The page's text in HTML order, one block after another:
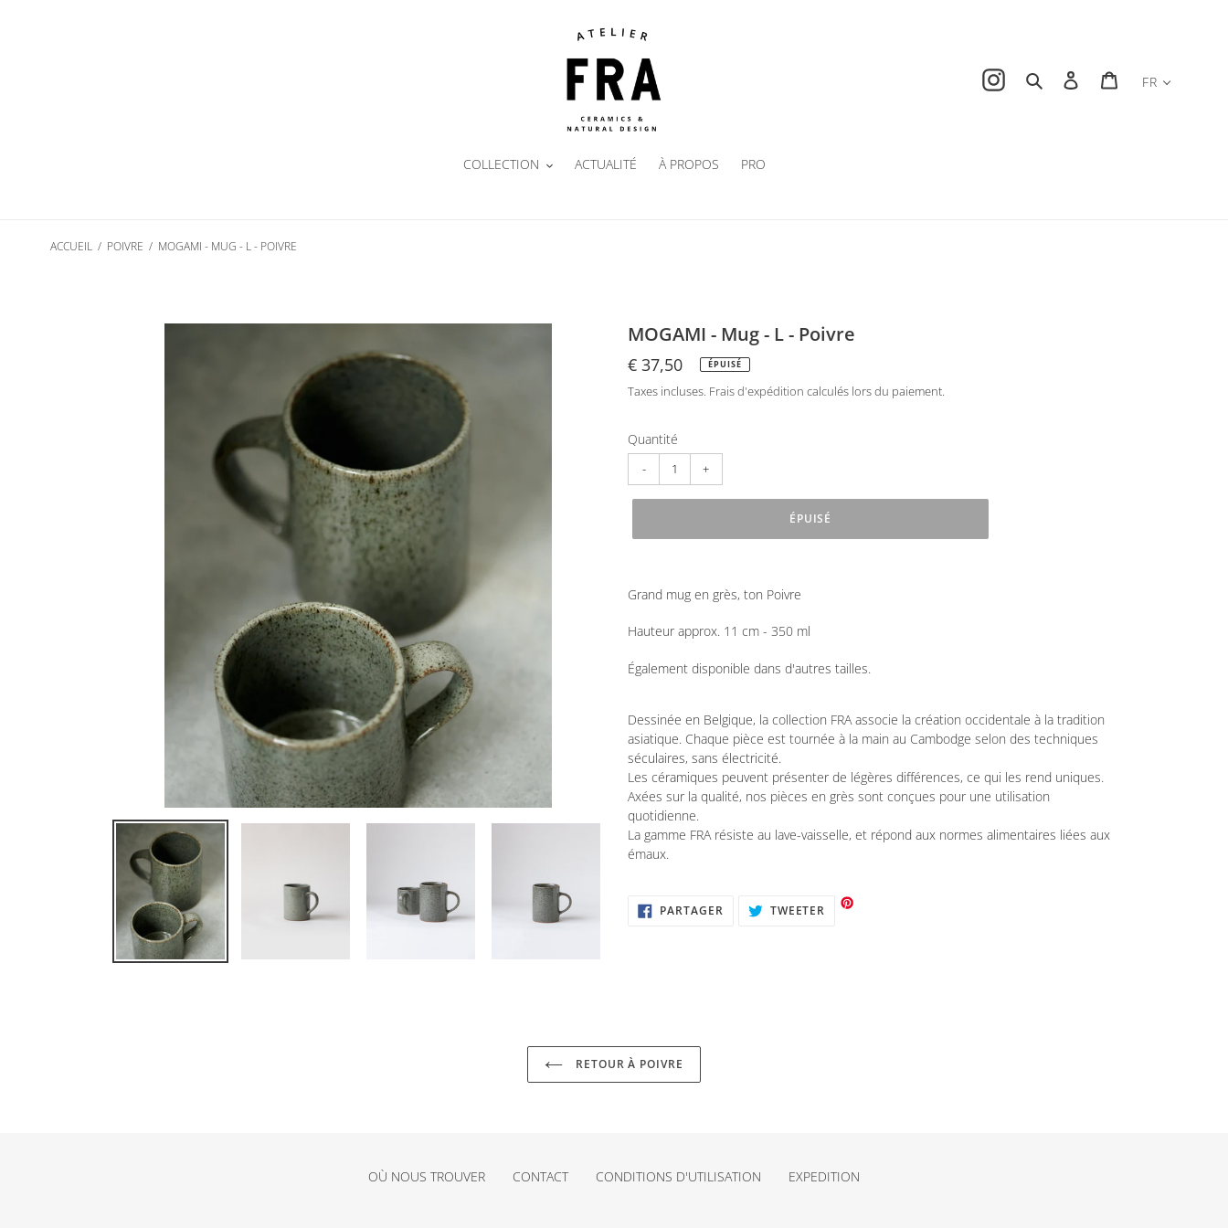
InstagramRechercherSe connecter
Panier
FR
COLLECTION ACTUALITÉ À PROPOS PRO
ACCUEIL / POIVRE / MOGAMI - MUG - L - POIVRE
MOGAMI - Mug - L - Poivre
Prix
normal
€ 37,50 ÉPUISÉ
Taxes incluses. Frais d'expédition calculés lors du paiement.
Quantité
ÉPUISÉ
produit
à
panier
Grand mug en grès, ton Poivre
Hauteur approx. 11 cm - 350 ml
Également disponible dans d'autres tailles.
Dessinée en Belgique, la collection FRA associe la création occidentale à la tradition
asiatique. Chaque pièce est tournée à la main au Cambodge selon des techniques
séculaires, sans électricité.
Les céramiques peuvent présenter de légères différences, ce qui les rend uniques.
Axées sur la qualité, nos pièces en grès sont conçues pour une utilisation
quotidienne.
La gamme FRA résiste au lave-vaisselle, et répond aux normes alimentaires liées aux
émaux.
PARTAGER PARTAGER
SUR
TWEETER TWEETER
RETOUR À POIVRE
OÙ NOUS TROUVER CONTACT CONDITIONS D'UTILISATION EXPEDITION